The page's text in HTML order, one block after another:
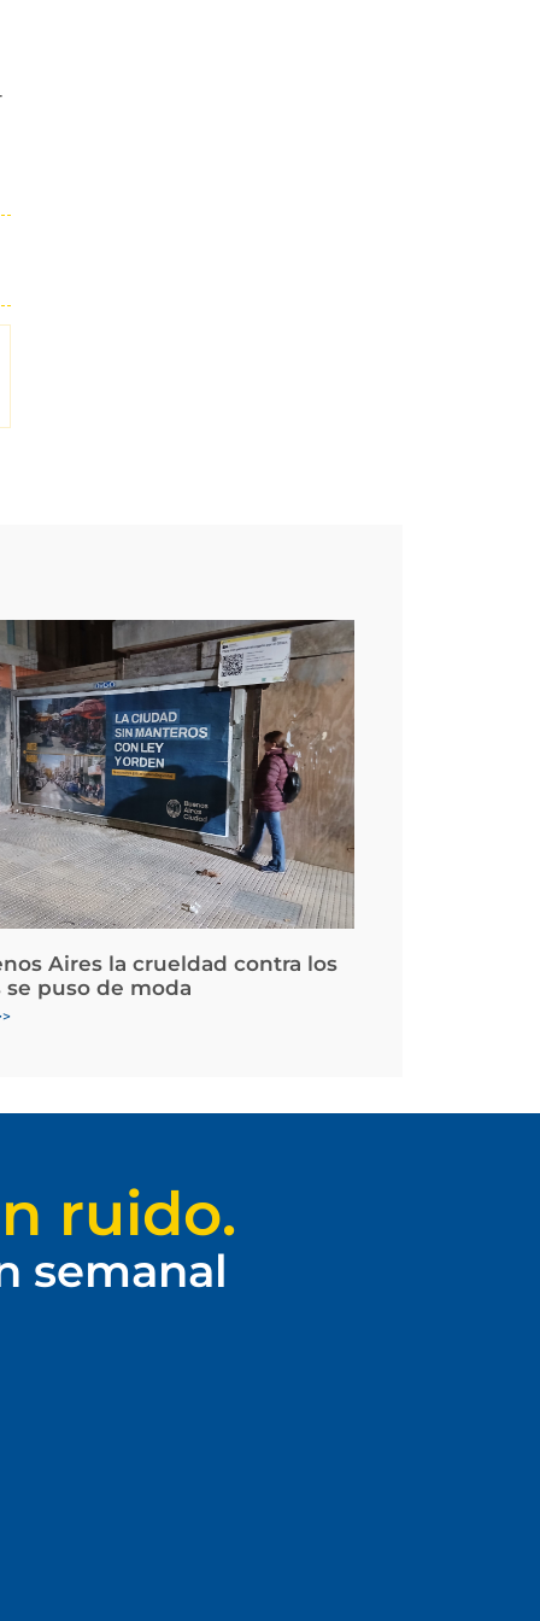
Aires la crueldad contra los
se puso de moda
ruido.
semanal